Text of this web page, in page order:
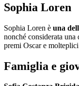
Sophia Loren
Sophia Loren è una
nonché considerata
premi Oscar e
Famiglia e